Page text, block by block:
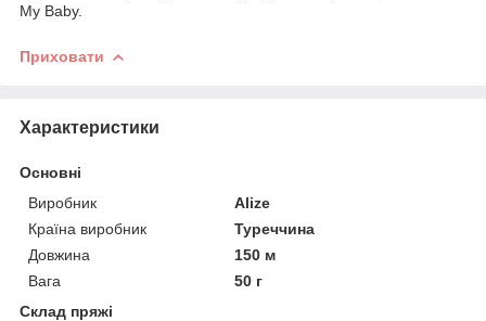
My Baby.
Приховати
Характеристики
Основні
Виробник
Alize
Країна виробник
Туреччина
Довжина
150 м
Вага
50 г
Склад пряжі